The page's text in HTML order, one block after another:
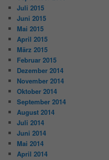
Juli 2015
Juni 2015
Mai 2015
April 2015
März 2015
Februar 2015
Dezember 2014
November 2014
Oktober 2014
September 2014
August 2014
Juli 2014
Juni 2014
Mai 2014
April 2014